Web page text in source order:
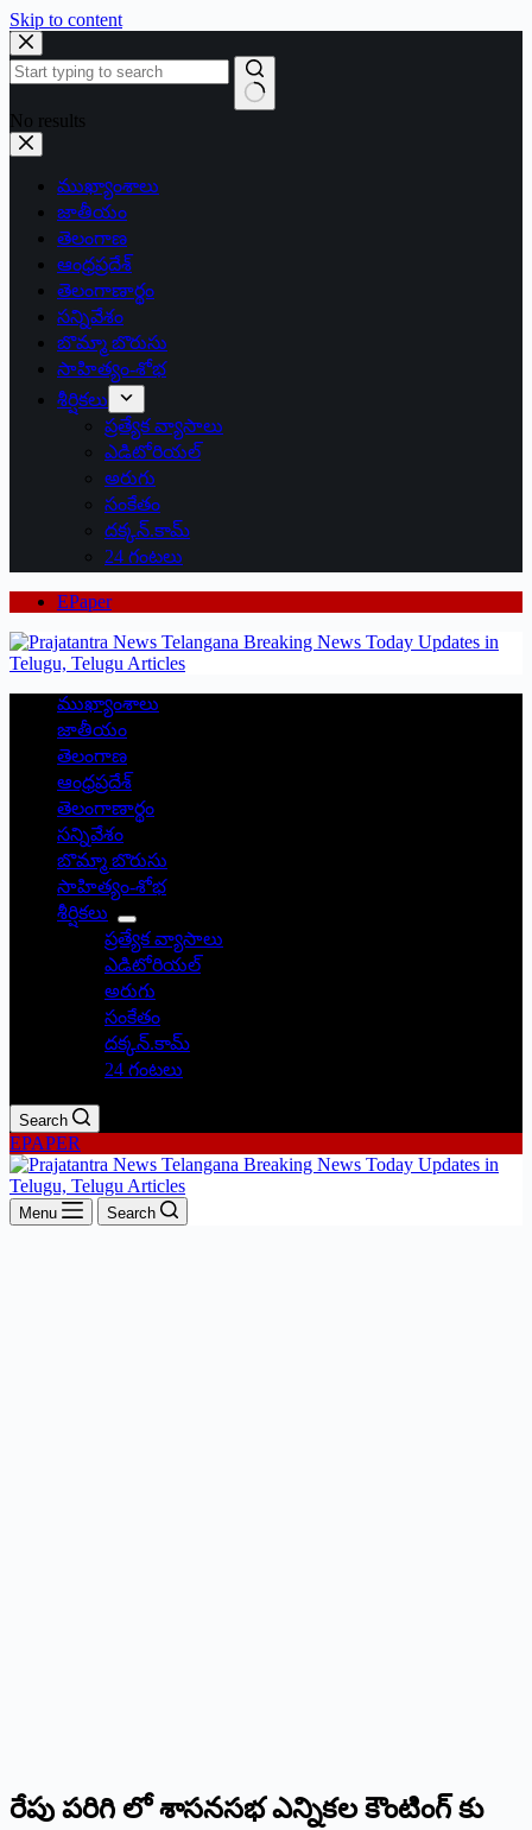
Skip to content
No results
ముఖ్యాంశాలు
జాతీయం
తెలంగాణ
ఆంధ్రప్రదేశ్
తెలంగాణార్థం
సన్నివేశం
బొమ్మా బొరుసు
సాహిత్యం-శోభ
శీర్షికలు
ప్రత్యేక వ్యాసాలు
ఎడిటోరియల్
అరుగు
సంకేతం
దక్కన్.కామ్
24 గంటలు
EPaper
ముఖ్యాంశాలు
జాతీయం
తెలంగాణ
ఆంధ్రప్రదేశ్
తెలంగాణార్థం
సన్నివేశం
బొమ్మా బొరుసు
సాహిత్యం-శోభ
శీర్షికలు
ప్రత్యేక వ్యాసాలు
ఎడిటోరియల్
అరుగు
సంకేతం
దక్కన్.కామ్
24 గంటలు
Search
EPAPER
Menu Search
రేపు పరిగి లో శాసనసభ ఎన్నికల కౌంటింగ్ కు